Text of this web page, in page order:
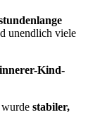
unendlich viele
Kind-
stabiler,